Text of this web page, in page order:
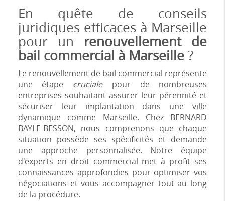
En quête de conseils
juridiques efficaces à Marseille
pour un renouvellement de
bail commercial à Marseille?
Le renouvellement de bail commercial représente
une étape crucialepour de nombreuses
entreprises souhaitant assurer leur pérennité et
sécuriser leur implantation dans une ville
dynamique comme Marseille. Chez BERNARD
BAYLE-BESSON, nous comprenons que chaque
situation possède ses spécificités et demande
une approche personnalisée. Notre équipe
d'experts en droit commercial met à profit ses
connaissances approfondies pour optimiser vos
négociations et vous accompagner tout au long
de la procédure.